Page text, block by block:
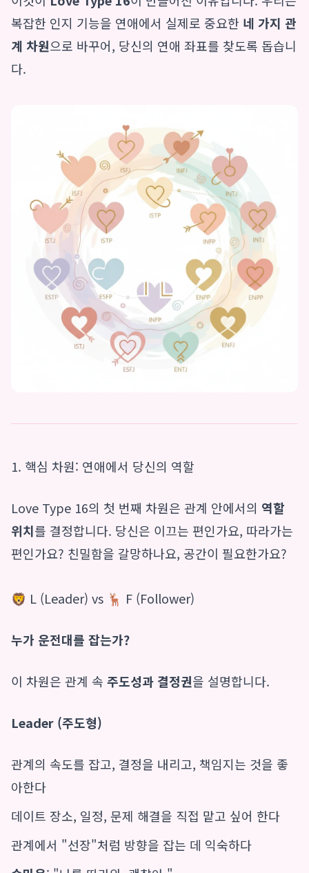
복잡한 인지 기능을 연애에서 실제로 중요한 네 가지 관
계 차원으로 바꾸어, 당신의 연애 좌표를 찾도록 돕습니
다.
1. 핵심 차원: 연애에서 당신의 역할
Love Type 16의 첫 번째 차원은 관계 안에서의 역할
위치를 결정합니다. 당신은 이끄는 편인가요, 따라가는
편인가요? 친밀함을 갈망하나요, 공간이 필요한가요?
🦁 L (Leader) vs 🦌 F (Follower)
누가 운전대를 잡는가?
이 차원은 관계 속 주도성과 결정권을 설명합니다.
Leader (주도형)
관계의 속도를 잡고, 결정을 내리고, 책임지는 것을 좋
아한다
데이트 장소, 일정, 문제 해결을 직접 맡고 싶어 한다
관계에서 "선장"처럼 방향을 잡는 데 익숙하다